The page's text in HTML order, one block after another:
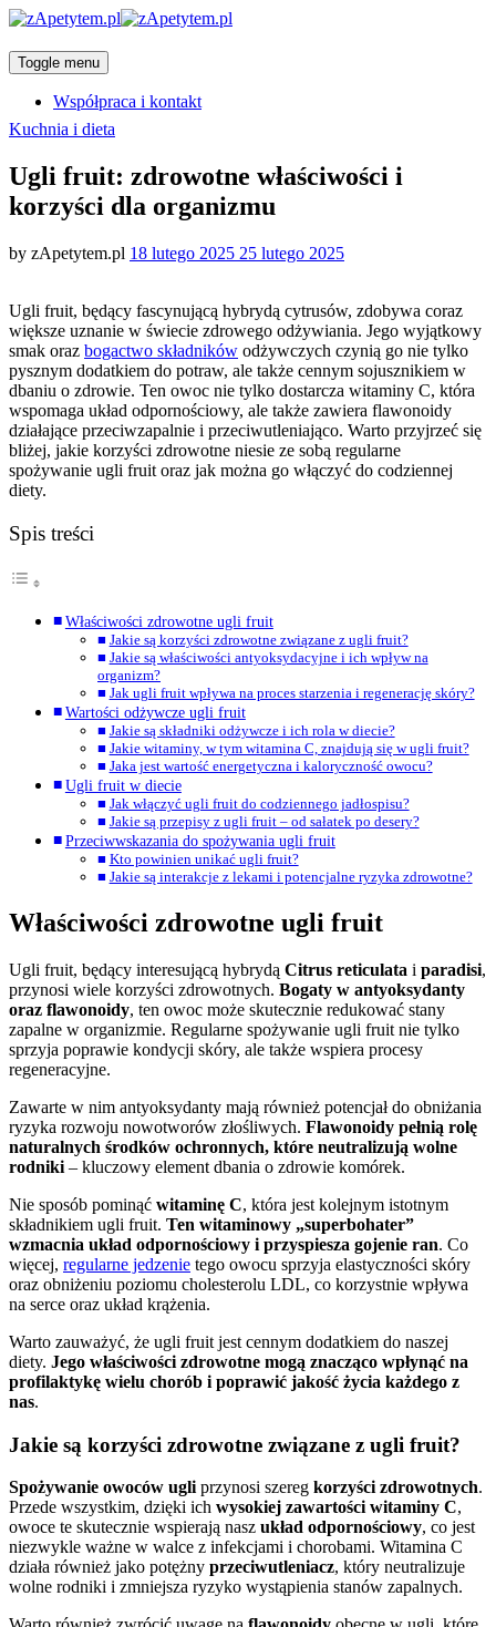
Toggle menu
Współpraca i kontakt
Categories
Kuchnia i dieta
Ugli fruit: zdrowotne właściwości i
korzyści dla organizmu
by zApetytem.pl Posted
18 lutego 2025 25 lutego 2025
Ugli fruit, będący fascynującą hybrydą cytrusów, zdobywa coraz
większe uznanie w świecie zdrowego odżywiania. Jego wyjątkowy
smak oraz bogactwo składników odżywczych czynią go nie tylko
pysznym dodatkiem do potraw, ale także cennym sojusznikiem w
dbaniu o zdrowie. Ten owoc nie tylko dostarcza witaminy C, która
wspomaga układ odpornościowy, ale także zawiera flawonoidy
działające przeciwzapalnie i przeciwutleniająco. Warto przyjrzeć się
bliżej, jakie korzyści zdrowotne niesie ze sobą regularne
spożywanie ugli fruit oraz jak można go włączyć do codziennej
diety.
Spis treści
Właściwości zdrowotne ugli fruit
Jakie są korzyści zdrowotne związane z ugli fruit?
Jakie są właściwości antyoksydacyjne i ich wpływ na
organizm?
Jak ugli fruit wpływa na proces starzenia i regenerację skóry?
Wartości odżywcze ugli fruit
Jakie są składniki odżywcze i ich rola w diecie?
Jakie witaminy, w tym witamina C, znajdują się w ugli fruit?
Jaka jest wartość energetyczna i kaloryczność owocu?
Ugli fruit w diecie
Jak włączyć ugli fruit do codziennego jadłospisu?
Jakie są przepisy z ugli fruit – od sałatek po desery?
Przeciwwskazania do spożywania ugli fruit
Kto powinien unikać ugli fruit?
Jakie są interakcje z lekami i potencjalne ryzyka zdrowotne?
Właściwości zdrowotne ugli fruit
Ugli fruit, będący interesującą hybrydą Citrus reticulata i paradisi,
przynosi wiele korzyści zdrowotnych. Bogaty w antyoksydanty
oraz flawonoidy, ten owoc może skutecznie redukować stany
zapalne w organizmie. Regularne spożywanie ugli fruit nie tylko
sprzyja poprawie kondycji skóry, ale także wspiera procesy
regeneracyjne.
Zawarte w nim antyoksydanty mają również potencjał do obniżania
ryzyka rozwoju nowotworów złośliwych. Flawonoidy pełnią rolę
naturalnych środków ochronnych, które neutralizują wolne
rodniki – kluczowy element dbania o zdrowie komórek.
Nie sposób pominąć witaminę C, która jest kolejnym istotnym
składnikiem ugli fruit. Ten witaminowy „superbohater”
wzmacnia układ odpornościowy i przyspiesza gojenie ran. Co
więcej, regularne jedzenie tego owocu sprzyja elastyczności skóry
oraz obniżeniu poziomu cholesterolu LDL, co korzystnie wpływa
na serce oraz układ krążenia.
Warto zauważyć, że ugli fruit jest cennym dodatkiem do naszej
diety. Jego właściwości zdrowotne mogą znacząco wpłynąć na
profilaktykę wielu chorób i poprawić jakość życia każdego z
nas.
Jakie są korzyści zdrowotne związane z ugli fruit?
Spożywanie owoców ugliprzynosi szereg korzyści zdrowotnych.
Przede wszystkim, dzięki ich wysokiej zawartości witaminy C,
owoce te skutecznie wspierają nasz układ odpornościowy, co jest
niezwykle ważne w walce z infekcjami i chorobami. Witamina C
działa również jako potężny przeciwutleniacz, który neutralizuje
wolne rodniki i zmniejsza ryzyko wystąpienia stanów zapalnych.